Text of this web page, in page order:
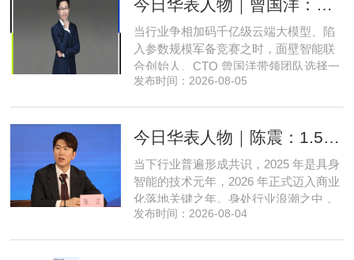
立足本地需求顺势迭代，方能穿
当行业争相加码千亿级云端大模型、陷
入参数规模军备竞赛之时，面壁智能联
合创始人、CTO 曾国洋带领团队选择一
条小众赛道：深耕端侧轻量化大模型，
的技术深耕与严谨的工程思维，走出国
布局中，自然流畅的全模态
发布时间：2026-08-05
当下行业普遍形成共识，2025 年是具身
智能的技术元年，2026 年正式迈入商业
化落地关键之年。身处行业浪潮之中，
享刻智能创始人、CEO 陈震表示，当前
发布时间：2026-08-04